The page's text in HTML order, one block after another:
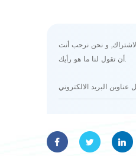
و نحن نرحب أنت
أن تقول لنا ما هو رأيك.